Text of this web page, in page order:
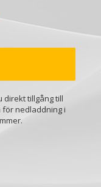
direkt tillgång till
för nedladdning i